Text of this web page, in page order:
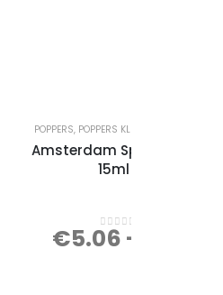
POPPERS, POPPERS KLEIN
Amsterdam Special
15ml (JJ)
0 out of 5
€5.06 -